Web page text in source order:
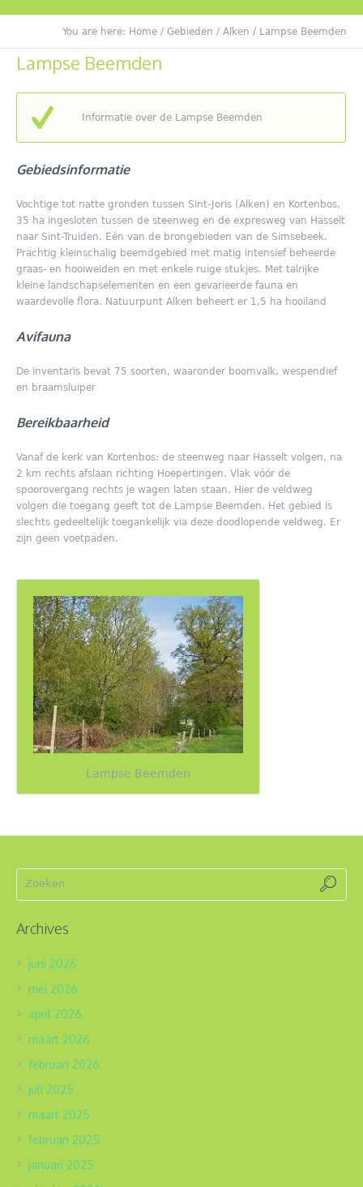
You are here: Home / Gebieden / Alken / Lampse Beemden
Lampse Beemden
Informatie over de Lampse Beemden
Gebiedsinformatie
Vochtige tot natte gronden tussen Sint-Joris (Alken) en Kortenbos,
35 ha ingesloten tussen de steenweg en de expresweg van Hasselt
naar Sint-Truiden. Eén van de brongebieden van de Simsebeek.
Prachtig kleinschalig beemdgebied met matig intensief beheerde
graas- en hooiweiden en met enkele ruige stukjes. Met talrijke
kleine landschapselementen en een gevarieerde fauna en
waardevolle flora. Natuurpunt Alken beheert er 1,5 ha hooiland
Avifauna
De inventaris bevat 75 soorten, waaronder boomvalk, wespendief
en braamsluiper
Bereikbaarheid
Vanaf de kerk van Kortenbos: de steenweg naar Hasselt volgen, na
2 km rechts afslaan richting Hoepertingen. Vlak vóór de
spoorovergang rechts je wagen laten staan. Hier de veldweg
volgen die toegang geeft tot de Lampse Beemden. Het gebied is
slechts gedeeltelijk toegankelijk via deze doodlopende veldweg. Er
zijn geen voetpaden.
Lampse Beemden
Archives
juni 2026
mei 2026
april 2026
maart 2026
februari 2026
juli 2025
maart 2025
februari 2025
januari 2025